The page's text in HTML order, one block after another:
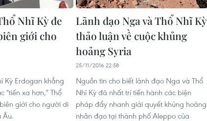
Nhĩ Kỳ đe
giới cho
Kỳ Erdogan khẳng
"tiến xa hơn," Thổ
giới cho người di
Âu.
Lãnh đạo Nga và Thổ Nhĩ Kỳ
thảo luận về cuộc khủng
hoảng Syria
25/11/2016 22:58
Nguồn tin cho biết lãnh đạo Nga và Thổ
Nhĩ Kỳ đã nhất trí tiến hành các biện
pháp đẩy nhanh giải quyết khủng hoảng
nhân đạo tại thành phố Aleppo của